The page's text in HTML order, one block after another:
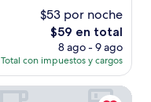
$53 por noche
El
precio
actual
es
de
$59 en total
8 ago - 9 ago
Total con impuestos y cargos